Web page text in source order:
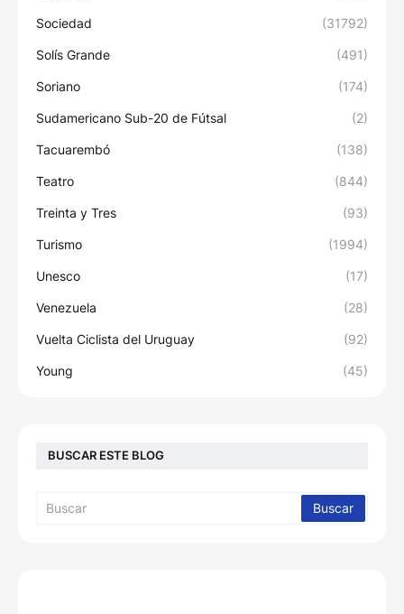
Sociedad (31792)
Solís Grande (491)
Soriano (174)
Sudamericano Sub-20 de Fútsal (2)
Tacuarembó (138)
Teatro (844)
Treinta y Tres (93)
Turismo (1994)
Unesco (17)
Venezuela (28)
Vuelta Ciclista del Uruguay (92)
Young (45)
BUSCAR ESTE BLOG